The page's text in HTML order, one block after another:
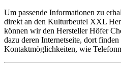
Um passende Informationen zu
direkt an den Kulturbeutel XXL
können wir den Hersteller Höfer
dazu deren Internetseite, dort
Kontaktmöglichkeiten, wie